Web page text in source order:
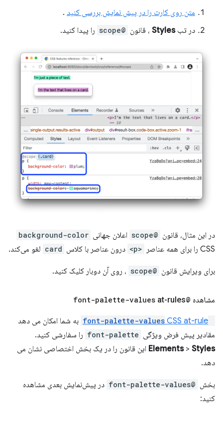
متن روی کارت را در پیش نمایش بررسی کنید .
در تبStyles ، قانون @scope را پیدا کنید.
در این مثال، قانون @scope اعلان جهانی background-color
CSS را برای همه عناصر <p> درون عناصر با کلاس card لغو می‌کند.
برای ویرایش قانون @scope ، روی آن دوبار کلیک کنید.
مشاهده @font-palette-values
​​at-rules
​​CSS at-rule
به شما امکان می دهد
مقادیر پیش فرض ویژگی font-palette را سفارشی کنید.
Elements> Styles
این قانون را در یک بخش اختصاصی نشان می
دهد.
بخش @font-palette-values
در پیش‌نمایش بعدی مشاهده
کنید: